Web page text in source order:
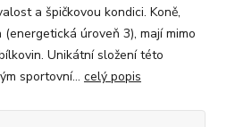
a špičkovou kondici. Koně,
úroveň 3), mají mimo
Unikátní složení této
sportovní... celý popis